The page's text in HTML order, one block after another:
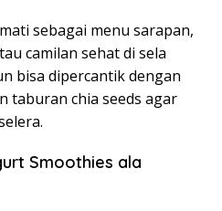
sebagai menu sarapan,
camilan sehat di sela
bisa dipercantik dengan
taburan chia seeds agar
Smoothies ala